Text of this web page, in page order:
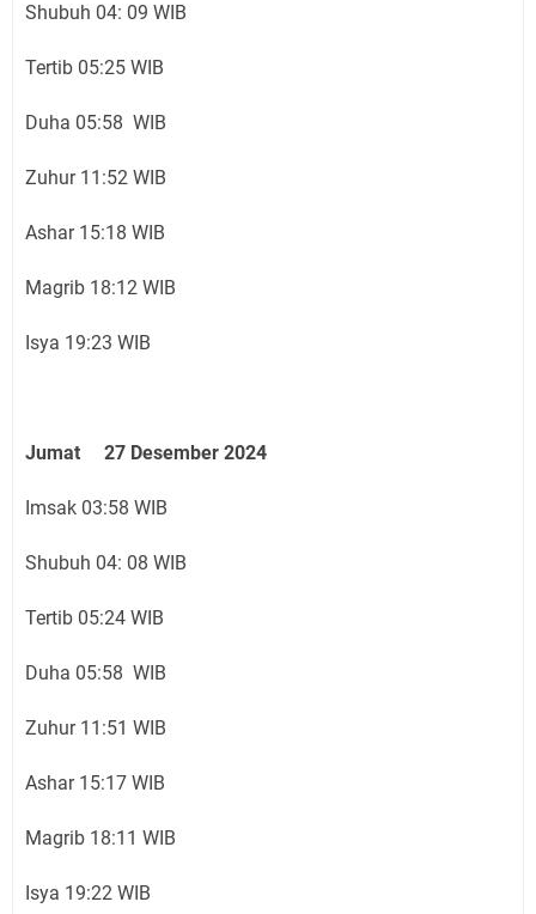
Shubuh 04: 09 WIB
Tertib 05:25 WIB
Duha 05:58 WIB
Zuhur 11:52 WIB
Ashar 15:18 WIB
Magrib 18:12 WIB
Isya 19:23 WIB
Jumat 27 Desember 2024
Imsak 03:58 WIB
Shubuh 04: 08 WIB
Tertib 05:24 WIB
Duha 05:58 WIB
Zuhur 11:51 WIB
Ashar 15:17 WIB
Magrib 18:11 WIB
Isya 19:22 WIB